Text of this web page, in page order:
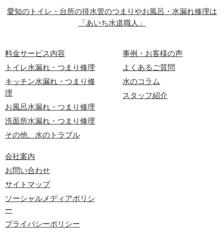
愛知のトイレ・台所の排水管のつまりやお風呂・水漏れ修理は
「あいち水道職人」
料金サービス内容
トイレ水漏れ・つまり修理
キッチン水漏れ・つまり修
理
お風呂水漏れ・つまり修理
洗面所水漏れ・つまり修理
その他、水のトラブル
事例・お客様の声
よくあるご質問
水のコラム
スタッフ紹介
会社案内
お問い合わせ
サイトマップ
ソーシャルメディアポリシ
ー
プライバシーポリシー